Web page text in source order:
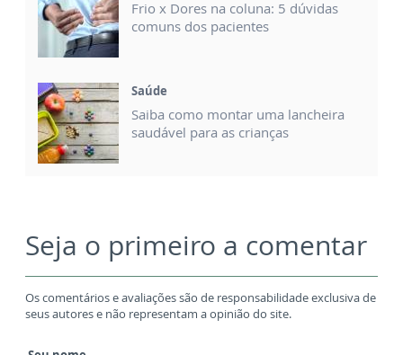
Frio x Dores na coluna: 5 dúvidas
comuns dos pacientes
Saúde
Saiba como montar uma lancheira
saudável para as crianças
Seja o primeiro a comentar
Os comentários e avaliações são de responsabilidade exclusiva de
seus autores e não representam a opinião do site.